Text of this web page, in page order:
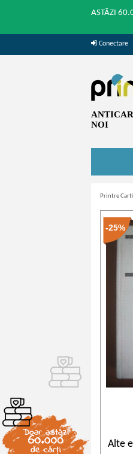
ASTĂZI
Conectare
NOI
Printre Carti
-25%
Alte